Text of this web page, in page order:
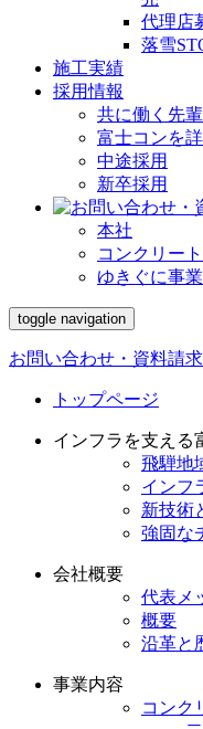
代理店
落雪
施工実績
採用情報
共に働く先
富士コンを
中途採用
新卒採用
本社
コンクリー
ゆきぐに事
toggle navigation
お問い合わせ・資料請求
トップページ
インフラを支える
飛騨地
インフ
新技術
強固な
会社概要
代表メ
概要
沿革と
事業内容
コンク